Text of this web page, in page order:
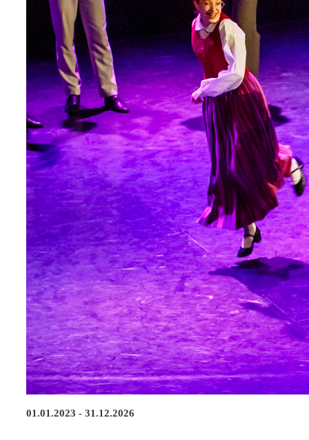
01.01.2023 - 31.12.2026